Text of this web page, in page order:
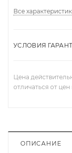
Все
УСЛОВИЯ
Цена
отличаться от
ОПИСАНИЕ